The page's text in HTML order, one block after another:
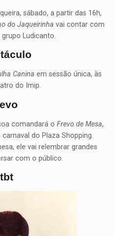
sábado, a partir das 16h,
do Jaqueirinha vai contar com
Ludicanto.
Canina em sessão única, às
do Imip.
comandará o Frevo de Mesa,
do Plaza Shopping.
ele vai relembrar grandes
com o público.